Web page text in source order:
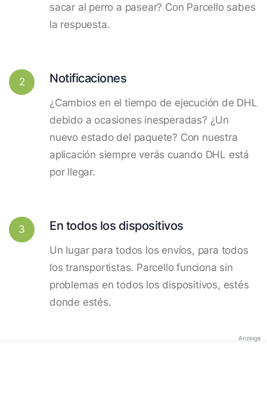
sacar al perro a pasear? Con Parcello sabes
la respuesta.
2 Notificaciones
¿Cambios en el tiempo de ejecución de DHL
debido a ocasiones inesperadas? ¿Un
nuevo estado del paquete? Con nuestra
aplicación siempre verás cuando DHL está
por llegar.
3 En todos los dispositivos
Un lugar para todos los envíos, para todos
los transportistas. Parcello funciona sin
problemas en todos los dispositivos, estés
donde estés.
Anzeige